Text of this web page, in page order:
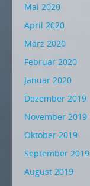
Mai 2020
April 2020
März 2020
Februar 2020
Januar 2020
Dezember 2019
November 2019
Oktober 2019
September 2019
August 2019